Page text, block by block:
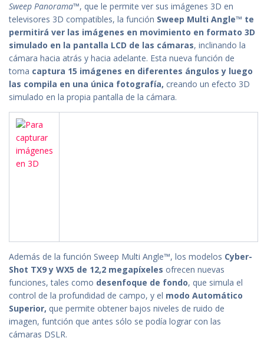
Sweep Panorama™, que le permite ver sus imágenes 3D en
televisores 3D compatibles, la función Sweep Multi Angle™ te
permitirá ver las imágenes en movimiento en formato 3D
simulado en la pantalla LCD de las cámaras, inclinando la
cámara hacia atrás y hacia adelante. Esta nueva función de
toma captura 15 imágenes en diferentes ángulos y luego
las compila en una única fotografía, creando un efecto 3D
simulado en la propia pantalla de la cámara.
Además de la función Sweep Multi Angle™, los modelos Cyber-
Shot TX9 y WX5 de 12,2 megapíxeles ofrecen nuevas
funciones, tales como desenfoque de fondo, que simula el
control de la profundidad de campo, y el modo Automático
Superior, que permite obtener bajos niveles de ruido de
imagen, funtción que antes sólo se podía lograr con las
cámaras DSLR.